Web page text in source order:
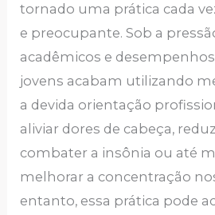
tornado uma prática cada
e preocupante. Sob a
acadêmicos e
jovens acabam utilizando
a devida orientação
aliviar dores de cabeça,
combater a insônia ou até
melhorar a concentração
entanto, essa prática pode